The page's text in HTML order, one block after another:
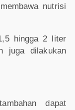
nutrisi
hingga 2 liter
juga dilakukan
dapat